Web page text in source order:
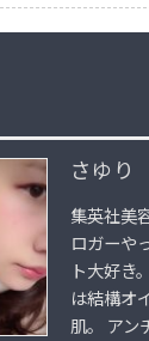
さゆり
集英社美
ロガーや
ト大好き
は結構オ
肌。 アン